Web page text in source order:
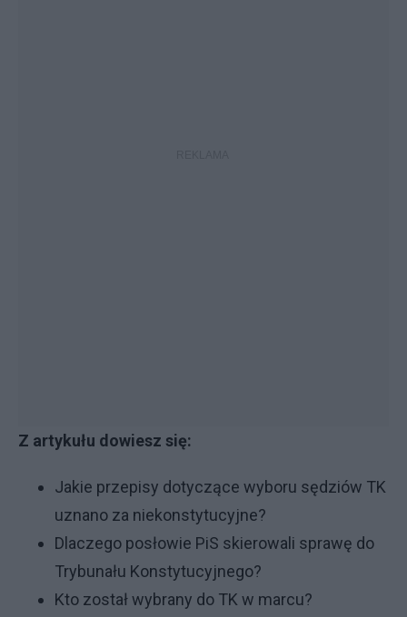
Z artykułu dowiesz się:
Jakie przepisy dotyczące wyboru sędziów TK
uznano za niekonstytucyjne?
Dlaczego posłowie PiS skierowali sprawę do
Trybunału Konstytucyjnego?
Kto został wybrany do TK w marcu?